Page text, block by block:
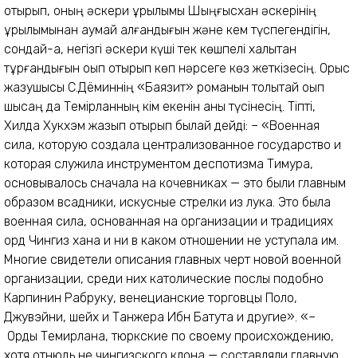
отырып, оның әскери құрылымы Шыңғысхан әскерінің
құрылымынан аумай қалғандығын және кем түспегендігін,
сондай-ақ, негізгі әскери күші тек көшпелі халықтан
тұрғандығын оқып отырып көп нәрсеге көз жеткізесің. Орыс
жазушысы С.Дёминнің «Баязит» романын толықтай оқып
шықсаң да Темірланның кім екенін анық түсінесің. Тіпті,
Хилда Хукхэм жазып отырып былай дейді: – «Военная
сила, которую создала централизованное государство и
которая служила инструментом деспотизма Тимура,
основывалось сначала на кочевниках — это были главным
образом всадники, искусные стрелки из лука. Это была
военная сила, основанная на организации и традициях
орд Чингиз хана и ни в каком отношении не уступала им.
Многие свидетели описания главных черт новой военной
организации, среди них католические послы подобно
Карпинин Рабруку, венецианские торговцы Поло,
Джувэйни, шейх и Танжера Ибн Батута и другие». «–
Орды Темирлана, тюркские по своему происхождению,